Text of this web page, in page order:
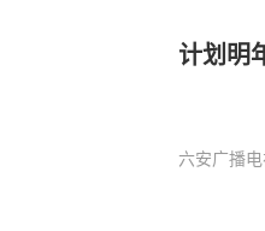
计划明
六安广播